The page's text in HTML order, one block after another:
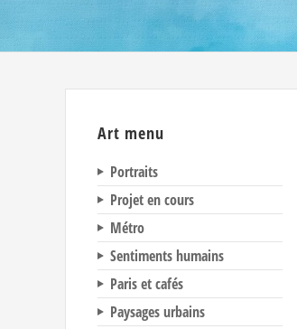
Art menu
Portraits
Projet en cours
Métro
Sentiments humains
Paris et cafés
Paysages urbains